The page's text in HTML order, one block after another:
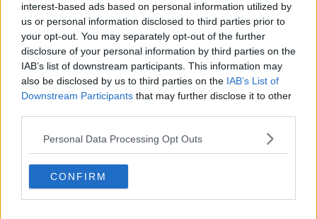
interest-based ads based on personal information utilized by
us or personal information disclosed to third parties prior to
your opt-out. You may separately opt-out of the further
disclosure of your personal information by third parties on the
IAB’s list of downstream participants. This information may
also be disclosed by us to third parties on the IAB’s List of
Downstream Participants that may further disclose it to other
Personal Data Processing Opt Outs
CONFIRM
Niente colpaccio granata nella tana del Teramo
Rincari di hotel e ristoranti, Firenze, Pisa e Pistoia
al top
Evaso dal carcere di Teramo, lo aveva già fatto in
Toscana
Tiro al volo, in Nazionale anche Giulio Nelli
Primavera, pareggio al vertice tra Pisa e Pescara